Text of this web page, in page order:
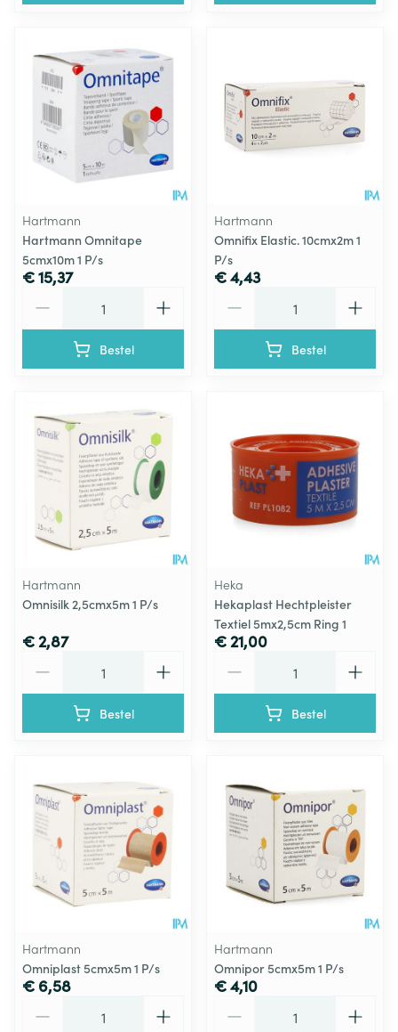
Hartmann
Hartmann Omnitape
5cmx10m 1 P/s
€ 15,37
Bestel
Hartmann
Omnifix Elastic. 10cmx2m 1
P/s
€ 4,43
Bestel
Hartmann
Omnisilk 2,5cmx5m 1 P/s
€ 2,87
Bestel
Heka
Hekaplast Hechtpleister
Textiel 5mx2,5cm Ring 1
€ 21,00
Bestel
Hartmann
Omniplast 5cmx5m 1 P/s
€ 6,58
Hartmann
Omnipor 5cmx5m 1 P/s
€ 4,10